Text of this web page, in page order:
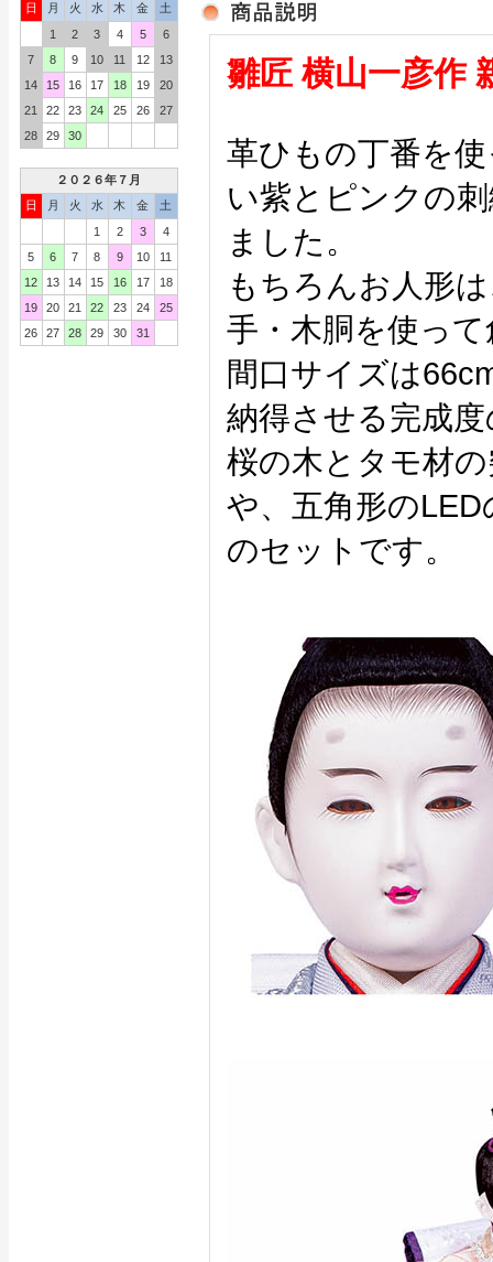
日
月 火 水 木 金
土
1
2 3 4 5
6
7
8 9 10 11 12
13
14
15 16 17 18 19
20
21
22 23 24 25 26
27
28
29 30
２０２６年７月
日
月 火 水 木 金
土
1
2 3
4
5
6 7 8 9 10
11
12
13 14 15 16 17
18
19
20 21 22 23 24
25
26
27 28 29 30 31
雛匠 横山一彦作
革ひもの丁番を
い紫とピンクの
ました。
もちろんお人形
手・木胴を使っ
間口サイズは
納得させる完成
桜の木とタモ材
や、五角形の
のセットです。